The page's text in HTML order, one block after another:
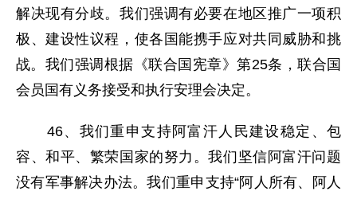
解决现有分歧。我们强调有必要在地区推广一项积
极、建设性议程，使各国能携手应对共同威胁和挑
战。我们强调根据《联合国宪章》第25条，联合国
会员国有义务接受和执行安理会决定。
46、我们重申支持阿富汗人民建设稳定、包
容、和平、繁荣国家的努力。我们坚信阿富汗问题
没有军事解决办法。我们重申支持“阿人所有、阿人